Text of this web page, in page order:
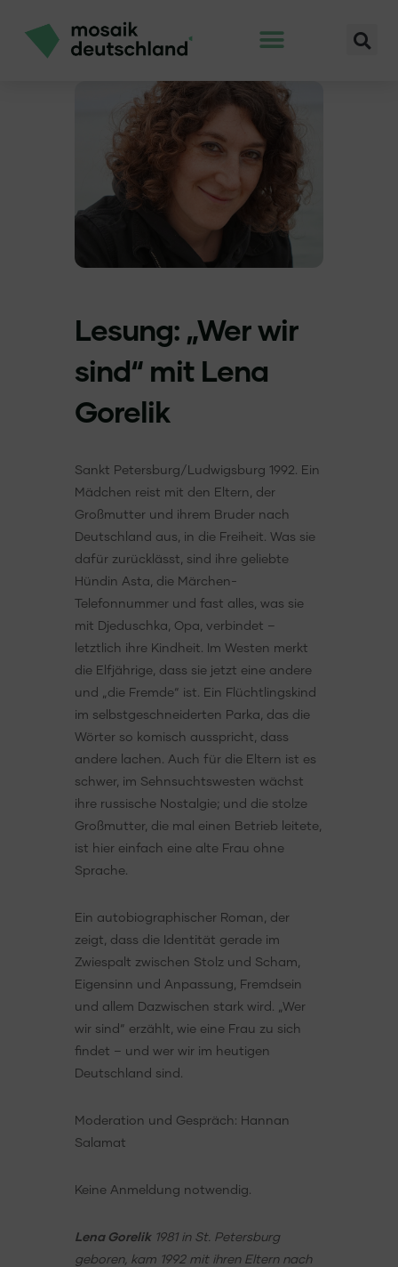
Lesung: „Wer wir
sind“ mit Lena
Gorelik
Sankt Petersburg/Ludwigsburg 1992. Ein
Mädchen reist mit den Eltern, der
Großmutter und ihrem Bruder nach
Deutschland aus, in die Freiheit. Was sie
dafür zurücklässt, sind ihre geliebte
Hündin Asta, die Märchen-
Telefonnummer und fast alles, was sie
mit Djeduschka, Opa, verbindet –
letztlich ihre Kindheit. Im Westen merkt
die Elfjährige, dass sie jetzt eine andere
und „die Fremde“ ist. Ein Flüchtlingskind
im selbstgeschneiderten Parka, das die
Wörter so komisch ausspricht, dass
andere lachen. Auch für die Eltern ist es
schwer, im Sehnsuchtswesten wächst
ihre russische Nostalgie; und die stolze
Großmutter, die mal einen Betrieb leitete,
ist hier einfach eine alte Frau ohne
Sprache.
Ein autobiographischer Roman, der
zeigt, dass die Identität gerade im
Zwiespalt zwischen Stolz und Scham,
Eigensinn und Anpassung, Fremdsein
und allem Dazwischen stark wird. „Wer
wir sind“ erzählt, wie eine Frau zu sich
findet – und wer wir im heutigen
Deutschland sind.
Moderation und Gespräch: Hannan
Salamat
Keine Anmeldung notwendig.
Lena Gorelik1981 in St. Petersburg
geboren, kam 1992 mit ihren Eltern nach